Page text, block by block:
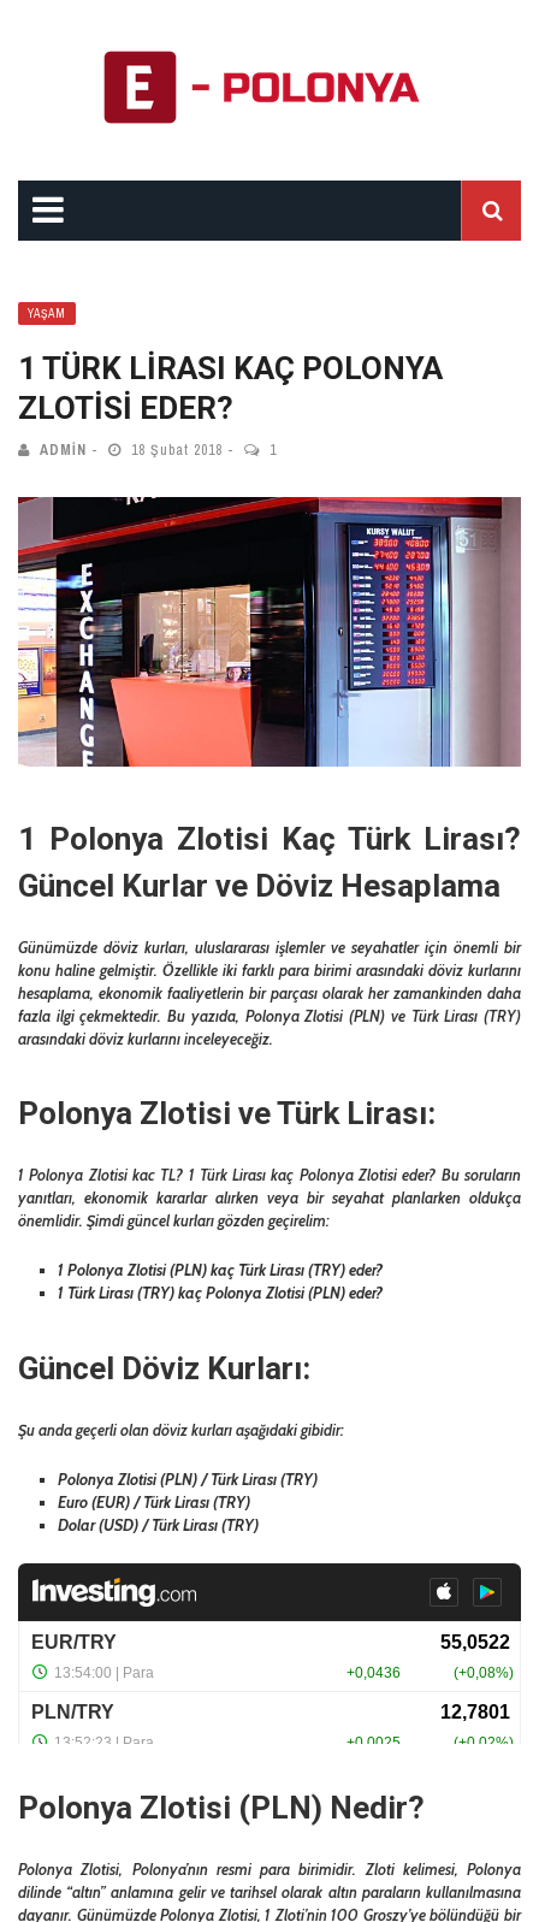
YAŞAM
1 TÜRK LIRASI KAÇ POLONYA
ZLOTISI EDER?
ADMIN 18 Şubat 2018 1
1 Polonya Zlotisi Kaç Türk Lirası?
Güncel Kurlar ve Döviz Hesaplama
Günümüzde döviz kurları, uluslararası işlemler ve seyahatler için önemli bir
konu haline gelmiştir. Özellikle iki farklı para birimi arasındaki döviz kurlarını
hesaplama, ekonomik faaliyetlerin bir parçası olarak her zamankinden daha
fazla ilgi çekmektedir. Bu yazıda, Polonya Zlotisi (PLN) ve Türk Lirası (TRY)
arasındaki döviz kurlarını inceleyeceğiz.
Polonya Zlotisi ve Türk Lirası:
1 Polonya Zlotisi kac TL? 1 Türk Lirası kaç Polonya Zlotisi eder? Bu soruların
yanıtları, ekonomik kararlar alırken veya bir seyahat planlarken oldukça
önemlidir. Şimdi güncel kurları gözden geçirelim:
1 Polonya Zlotisi (PLN) kaç Türk Lirası (TRY) eder?
1 Türk Lirası (TRY) kaç Polonya Zlotisi (PLN) eder?
Güncel Döviz Kurları:
Şu anda geçerli olan döviz kurları aşağıdaki gibidir:
Polonya Zlotisi (PLN) / Türk Lirası (TRY)
Euro (EUR) / Türk Lirası (TRY)
Dolar (USD) / Türk Lirası (TRY)
Polonya Zlotisi (PLN) Nedir?
Polonya Zlotisi, Polonya’nın resmi para birimidir. Zloti kelimesi, Polonya
dilinde “altın” anlamına gelir ve tarihsel olarak altın paraların kullanılmasına
dayanır. Günümüzde Polonya Zlotisi, 1 Zloti’nin 100 Groszy’ye bölündüğü bir